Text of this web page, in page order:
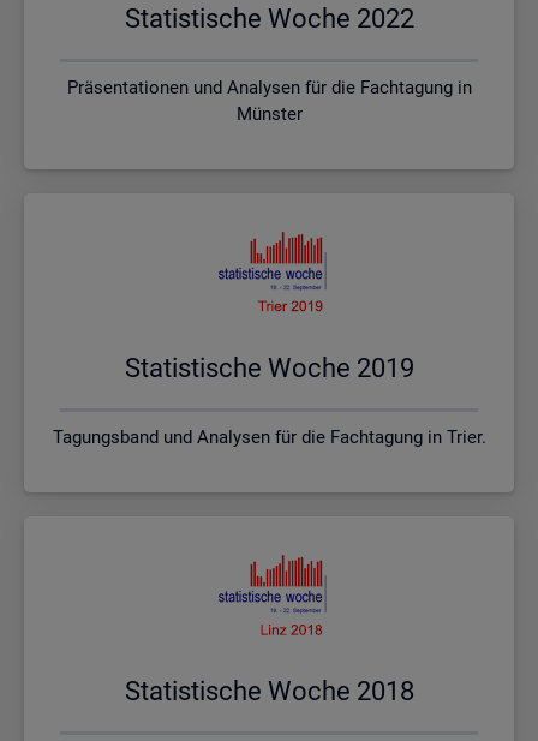
Sta­tis­ti­sche Woche 2022
Präsentationen und Analysen für die Fachtagung in
Münster
Sta­tis­ti­sche Woche 2019
Tagungsband und Analysen für die Fachtagung in Trier.
Sta­tis­ti­sche Woche 2018